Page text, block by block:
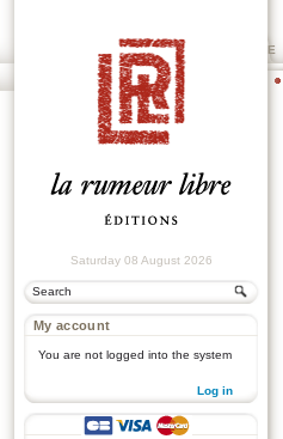
PRIX ROGER DEXTRE
Saturday 08 August 2026
My account
You are not logged into the system
Log in